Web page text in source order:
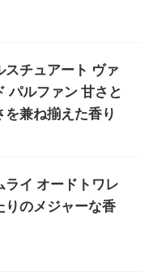
スチュアート ヴァ
パルファン 甘さと
兼ね揃えた香り
ライ オードトワレ
りのメジャーな香